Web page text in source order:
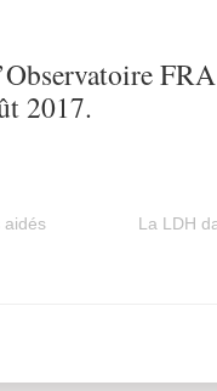
2017.
aidés
La LDH